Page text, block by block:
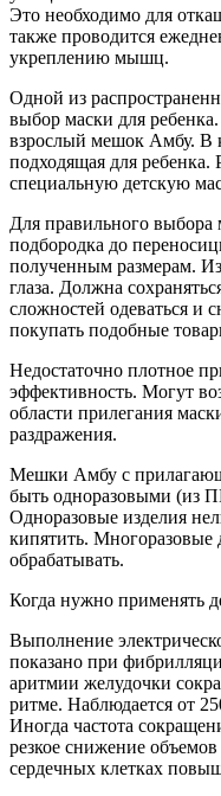
Это необходимо для
также проводится
укреплению мышц.
Одной из
выбор маски для
взрослый мешок Амбу. В
подходящая для ребенка.
специальную детскую
Для правильного
подбородка до
полученным размерам.
глаза. Должна
сложностей одеваться и
покупать подобные
Недостаточно плотное
эффективность. Могут
области прилегания
раздражения.
Мешки Амбу с
быть одноразовыми (из
Одноразовые изделия
кипятить. Многоразовые
обрабатывать.
Когда нужно применять
Выполнение
показано при
аритмии желудочки
ритме. Наблюдается от
Иногда частота
резкое снижение
сердечных клетках